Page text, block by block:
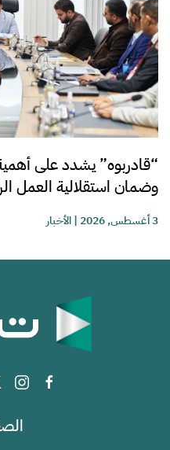
“قادربوه” يشدد على أهمية
وضمان استقلالية العمل
3 أغسطس, 2026 |الأخبار